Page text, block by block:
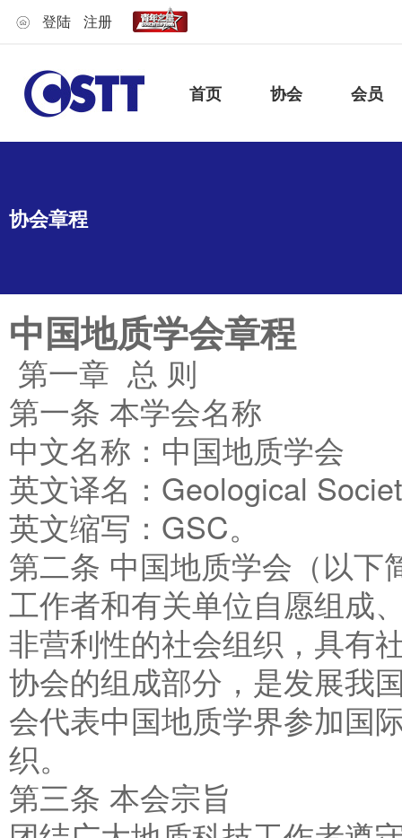
登陆 注册
首页 协会 会员
协会章程
中国地质学会章程
第一章 总 则
第一条 本学会名称
中文名称：中国地质学会
英文译名：Geological
英文缩写：GSC。
第二条 中国地质学会（以下
工作者和有关单位自愿组成
非营利性的社会组织，具有
协会的组成部分，是发展我
会代表中国地质学界参加国
织。
第三条 本会宗旨